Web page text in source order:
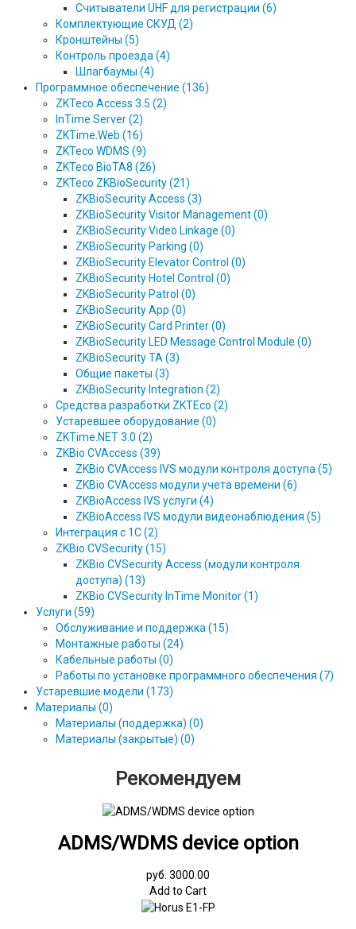
Считыватели UHF для регистрации (6)
Комплектующие СКУД (2)
Кронштейны (5)
Контроль проезда (4)
Шлагбаумы (4)
Программное обеспечение (136)
ZKTeco Access 3.5 (2)
InTime Server (2)
ZKTime.Web (16)
ZKTeco WDMS (9)
ZKTeco BioTA8 (26)
ZKTeco ZKBioSecurity (21)
ZKBioSecurity Access (3)
ZKBioSecurity Visitor Management (0)
ZKBioSecurity Video Linkage (0)
ZKBioSecurity Parking (0)
ZKBioSecurity Elevator Control (0)
ZKBioSecurity Hotel Control (0)
ZKBioSecurity Patrol (0)
ZKBioSecurity App (0)
ZKBioSecurity Card Printer (0)
ZKBioSecurity LED Message Control Module (0)
ZKBioSecurity TA (3)
Общие пакеты (3)
ZKBioSecurity Integration (2)
Средства разработки ZKTEco (2)
Устаревшее оборудование (0)
ZKTime.NET 3.0 (2)
ZKBio CVAccess (39)
ZKBio CVAccess IVS модули контроля доступа (5)
ZKBio CVAccess модули учета времени (6)
ZKBioAccess IVS услуги (4)
ZKBioAccess IVS модули видеонаблюдения (5)
Интеграция с 1С (2)
ZKBio CVSecurity (15)
ZKBio CVSecurity Access (модули контроля
доступа) (13)
ZKBio CVSecurity InTime Monitor (1)
Услуги (59)
Обслуживание и поддержка (15)
Монтажные работы (24)
Кабельные работы (0)
Работы по установке программного обеспечения (7)
Устаревшие модели (173)
Материалы (0)
Материалы (поддержка) (0)
Материалы (закрытые) (0)
Рекомендуем
ADMS/WDMS device option
руб. 3000.00
Add to Cart